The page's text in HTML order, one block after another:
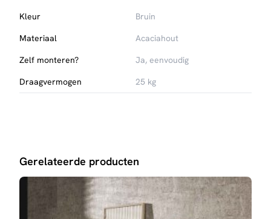
Kleur
Bruin
Materiaal
Acaciahout
Zelf monteren?
Ja, eenvoudig
Draagvermogen
25 kg
Gerelateerde producten